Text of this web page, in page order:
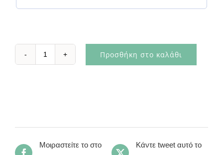
Προσθήκη στο καλάθι
Μοιραστείτε το στο
Κάντε tweet αυτό το